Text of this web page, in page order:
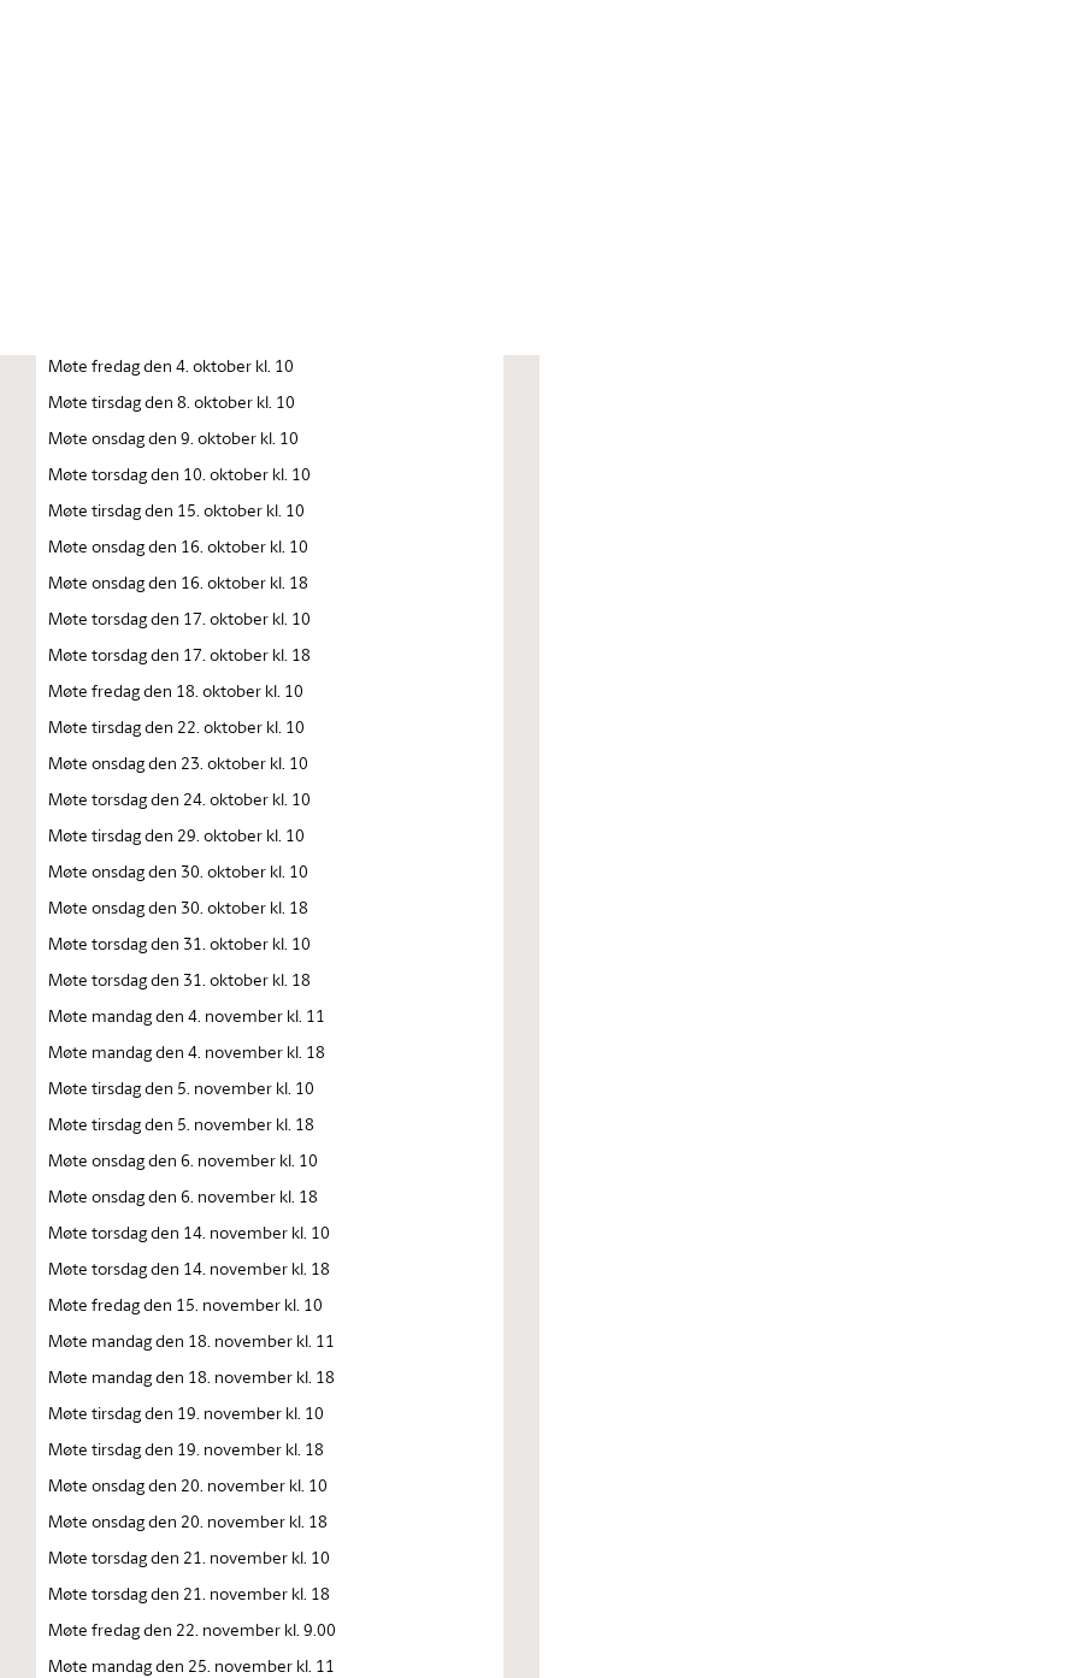
Møte fredag den 4. oktober kl. 10
Møte tirsdag den 8. oktober kl. 10
Møte onsdag den 9. oktober kl. 10
Møte torsdag den 10. oktober kl. 10
Møte tirsdag den 15. oktober kl. 10
Møte onsdag den 16. oktober kl. 10
Møte onsdag den 16. oktober kl. 18
Møte torsdag den 17. oktober kl. 10
Møte torsdag den 17. oktober kl. 18
Møte fredag den 18. oktober kl. 10
Møte tirsdag den 22. oktober kl. 10
Møte onsdag den 23. oktober kl. 10
Møte torsdag den 24. oktober kl. 10
Møte tirsdag den 29. oktober kl. 10
Møte onsdag den 30. oktober kl. 10
Møte onsdag den 30. oktober kl. 18
Møte torsdag den 31. oktober kl. 10
Møte torsdag den 31. oktober kl. 18
Møte mandag den 4. november kl. 11
Møte mandag den 4. november kl. 18
Møte tirsdag den 5. november kl. 10
Møte tirsdag den 5. november kl. 18
Møte onsdag den 6. november kl. 10
Møte onsdag den 6. november kl. 18
Møte torsdag den 14. november kl. 10
Møte torsdag den 14. november kl. 18
Møte fredag den 15. november kl. 10
Møte mandag den 18. november kl. 11
Møte mandag den 18. november kl. 18
Møte tirsdag den 19. november kl. 10
Møte tirsdag den 19. november kl. 18
Møte onsdag den 20. november kl. 10
Møte onsdag den 20. november kl. 18
Møte torsdag den 21. november kl. 10
Møte torsdag den 21. november kl. 18
Møte fredag den 22. november kl. 9.00
Møte mandag den 25. november kl. 11